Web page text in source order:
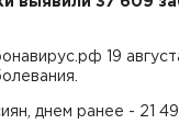
19
днем ранее - 21